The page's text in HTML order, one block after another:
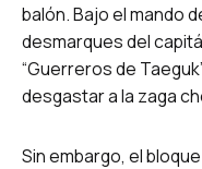
balón. Bajo el mando
desmarques del
“Guerreros de
desgastar a la zaga
Sin embargo, el